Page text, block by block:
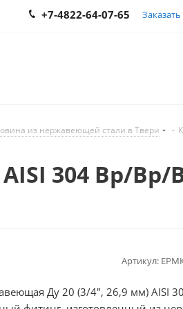
+7-4822-64-07-65
из нержавеющей стали в Твери -
304 Вр/Вр/
Артикул:
Ду 20 (3/4", 26,9 мм) AISI